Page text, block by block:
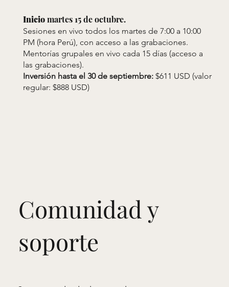
Iniciomartes 15 de octubre.
Sesiones en vivo todos los martes de 7:00 a 10:00
PM (hora Perú), con acceso a las grabaciones.
Mentorías grupales en vivo cada 15 días (acceso a
las grabaciones).
Inversión hasta el 30 de septiembre:$611 USD (valor
regular: $888 USD)
Comunidad y
soporte